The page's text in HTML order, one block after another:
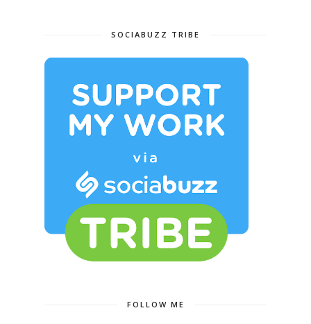
SOCIABUZZ TRIBE
FOLLOW ME